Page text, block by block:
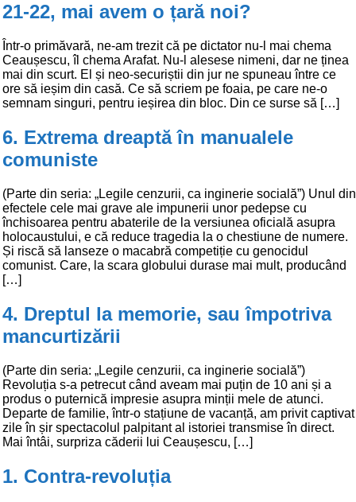
21-22, mai avem o țară noi?
Într-o primăvară, ne-am trezit că pe dictator nu-l mai chema
Ceaușescu, îl chema Arafat. Nu-l alesese nimeni, dar ne ținea
mai din scurt. El și neo-securiștii din jur ne spuneau între ce
ore să ieșim din casă. Ce să scriem pe foaia, pe care ne-o
semnam singuri, pentru ieșirea din bloc. Din ce surse să […]
6. Extrema dreaptă în manualele
comuniste
(Parte din seria: „Legile cenzurii, ca inginerie socială”) Unul din
efectele cele mai grave ale impunerii unor pedepse cu
închisoarea pentru abaterile de la versiunea oficială asupra
holocaustului, e că reduce tragedia la o chestiune de numere.
Și riscă să lanseze o macabră competiție cu genocidul
comunist. Care, la scara globului durase mai mult, producând
[…]
4. Dreptul la memorie, sau împotriva
mancurtizării
(Parte din seria: „Legile cenzurii, ca inginerie socială”)
Revoluția s-a petrecut când aveam mai puțin de 10 ani și a
produs o puternică impresie asupra minții mele de atunci.
Departe de familie, într-o stațiune de vacanță, am privit captivat
zile în șir spectacolul palpitant al istoriei transmise în direct.
Mai întâi, surpriza căderii lui Ceaușescu, […]
1. Contra-revoluția